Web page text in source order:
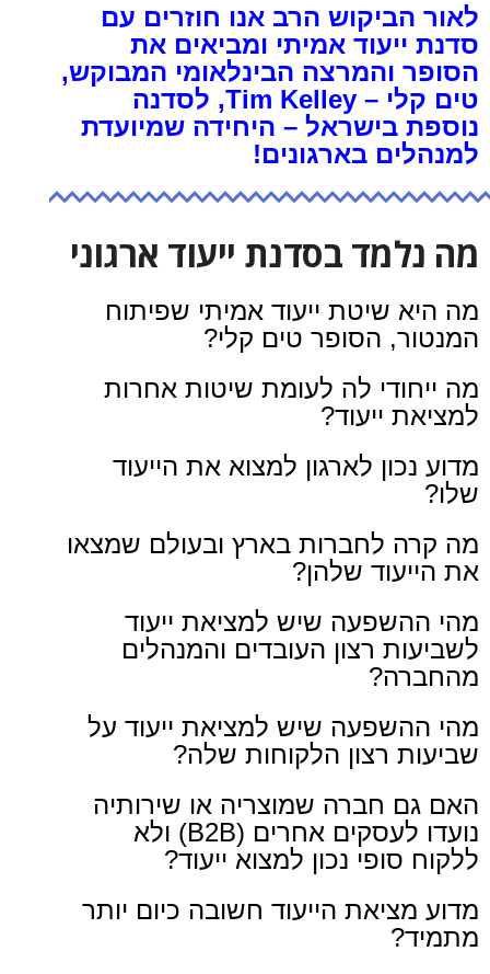
לאור הביקוש הרב אנו חוזרים עם
סדנת ייעוד אמיתי ומביאים את
הסופר והמרצה הבינלאומי המבוקש,
טים קלי – Tim Kelley, לסדנה
נוספת בישראל – היחידה שמיועדת
למנהלים בארגונים!
מה נלמד בסדנת ייעוד ארגוני
מה היא שיטת ייעוד אמיתי שפיתוח
המנטור, הסופר טים קלי?
מה ייחודי לה לעומת שיטות אחרות
למציאת ייעוד?
מדוע נכון לארגון למצוא את הייעוד
שלו?
מה קרה לחברות בארץ ובעולם שמצאו
את הייעוד שלהן?
מהי ההשפעה שיש למציאת ייעוד
לשביעות רצון העובדים והמנהלים
מהחברה?
מהי ההשפעה שיש למציאת ייעוד על
שביעות רצון הלקוחות שלה?
האם גם חברה שמוצריה או שירותיה
נועדו לעסקים אחרים (B2B) ולא
ללקוח סופי נכון למצוא ייעוד?
מדוע מציאת הייעוד חשובה כיום יותר
מתמיד?